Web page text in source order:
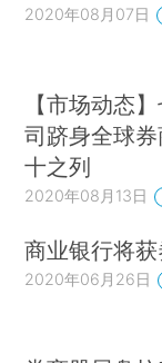
2020年08月07日
【市场动态
司跻身全球
十之列
2020年08月13日
商业银行将
2020年06月26日